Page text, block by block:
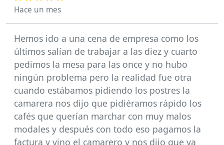
Hace un mes
Hemos ido a una cena de empresa como los
últimos salían de trabajar a las diez y cuarto
pedimos la mesa para las once y no hubo
ningún problema pero la realidad fue otra
cuando estábamos pidiendo los postres la
camarera nos dijo que pidiéramos rápido los
cafés que querían marchar con muy malos
modales y después con todo eso pagamos la
factura y vino el camarero y nos dijo que ya